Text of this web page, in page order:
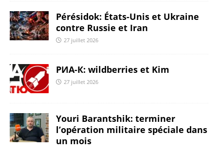
Pérésidok: États-Unis et Ukraine
contre Russie et Iran
27 juillet 2026
РИА-К: wildberries et Kim
27 juillet 2026
Youri Barantshik: terminer
l’opération militaire spéciale dans
un mois